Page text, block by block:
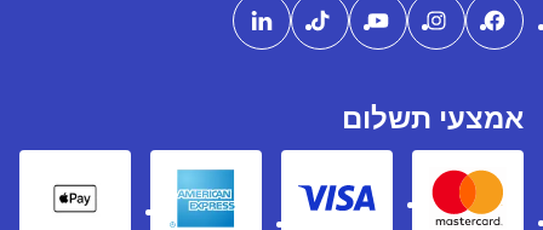
אמצעי תשלום
Mastercard
Visa
American express
Pay